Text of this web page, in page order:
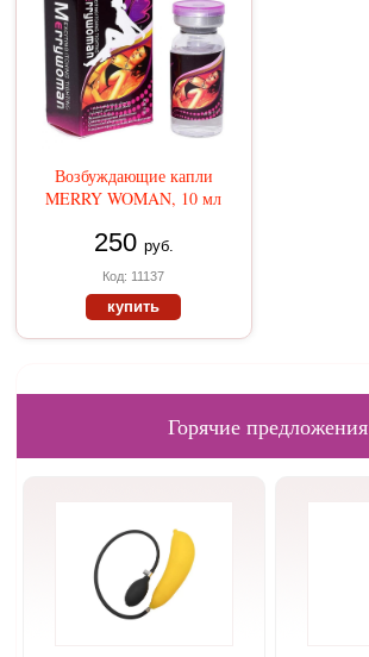
Возбуждающие капли
MERRY WOMAN, 10 мл
250 руб.
Код: 11137
купить
Горячие предложения